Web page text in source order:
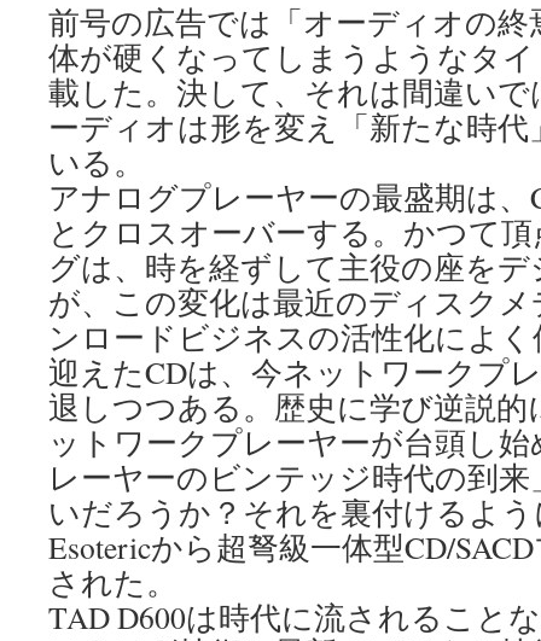
前号の広告では「オーディオの
体が硬くなってしまうようなタ
載した。決して、それは間違い
ーディオは形を変え「新たな時
いる。
アナログプレーヤーの最盛期は
とクロスオーバーする。かつて
グは、時を経ずして主役の座を
が、この変化は最近のディスク
ンロードビジネスの活性化によ
迎えたCDは、今ネットワークプ
退しつつある。歴史に学び逆説
ットワークプレーヤーが台頭し
レーヤーのビンテッジ時代の到
いだろうか？それを裏付けるよ
Esotericから超弩級一体型CD/
された。
TAD D600は時代に流されること